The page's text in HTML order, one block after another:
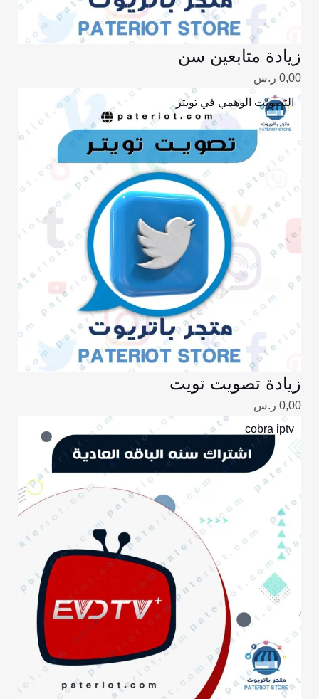
زيادة متابعين سن
0,00 ر.س
التصويت الوهمي في تويتر
زيادة تصويت تويت
0,00 ر.س
cobra iptv
نطاق
السعر:
خلال